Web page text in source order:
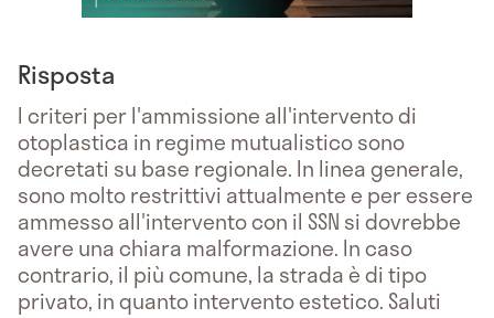
Risposta
I criteri per l'ammissione all'intervento di
otoplastica in regime mutualistico sono
decretati su base regionale. In linea generale,
sono molto restrittivi attualmente e per essere
ammesso all'intervento con il SSN si dovrebbe
avere una chiara malformazione. In caso
contrario, il più comune, la strada è di tipo
privato, in quanto intervento estetico. Saluti